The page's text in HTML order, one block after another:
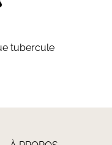
tubercule